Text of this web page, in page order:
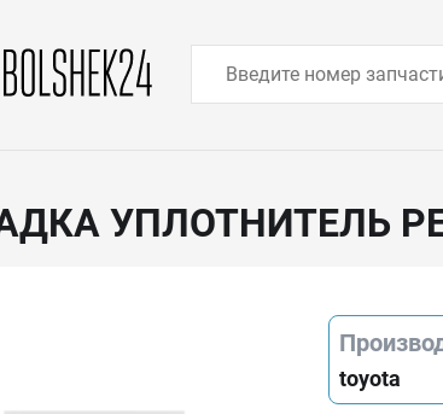
УПЛОТНИТЕЛЬ
toyota